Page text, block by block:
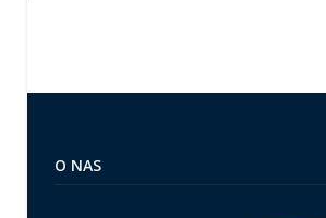
O NAS